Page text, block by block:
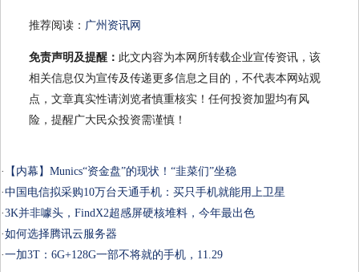
推荐阅读： 广州资讯网
免责声明及提醒： 此文内容为本网所转载企业宣传资讯，该
相关信息仅为宣传及传递更多信息之目的，不代表本网站观
点，文章真实性请浏览者慎重核实！任何投资加盟均有风
险，提醒广大民众投资需谨慎！
·
【内幕】Munics“资金盘”的现状！“韭菜们”坐稳
·中国电信拟采购10万台天通手机：买只手机就能用上卫星
·3K并非噱头，FindX2超感屏硬核堆料，今年最出色
·如何选择腾讯云服务器
·一加3T：6G+128G一部不将就的手机，11.29